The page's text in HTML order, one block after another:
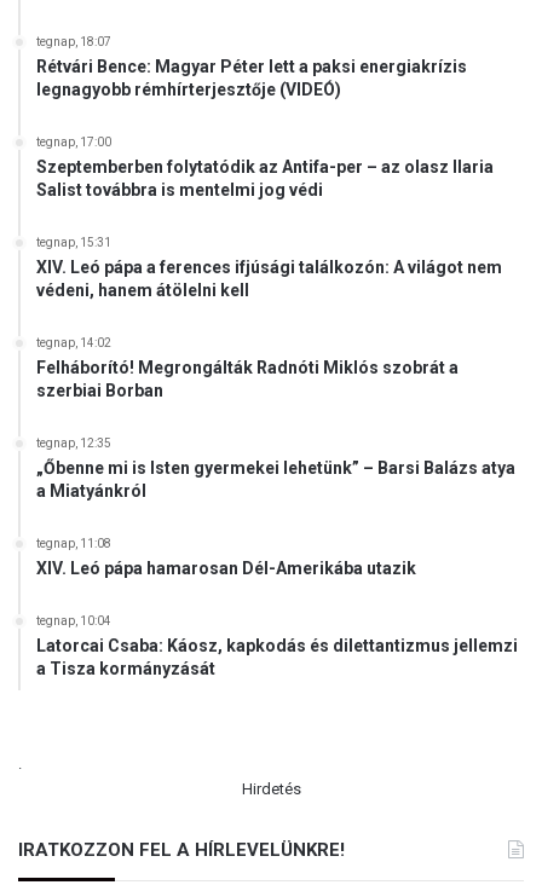
tegnap, 18:07
Rétvári Bence: Magyar Péter lett a paksi energiakrízis
legnagyobb rémhírterjesztője (VIDEÓ)
tegnap, 17:00
Szeptemberben folytatódik az Antifa-per – az olasz Ilaria
Salist továbbra is mentelmi jog védi
tegnap, 15:31
XIV. Leó pápa a ferences ifjúsági találkozón: A világot nem
védeni, hanem átölelni kell
tegnap, 14:02
Felháborító! Megrongálták Radnóti Miklós szobrát a
szerbiai Borban
tegnap, 12:35
„Őbenne mi is Isten gyermekei lehetünk” – Barsi Balázs atya
a Miatyánkról
tegnap, 11:08
XIV. Leó pápa hamarosan Dél-Amerikába utazik
tegnap, 10:04
Latorcai Csaba: Káosz, kapkodás és dilettantizmus jellemzi
a Tisza kormányzását
Hirdetés
IRATKOZZON FEL A HÍRLEVELÜNKRE!